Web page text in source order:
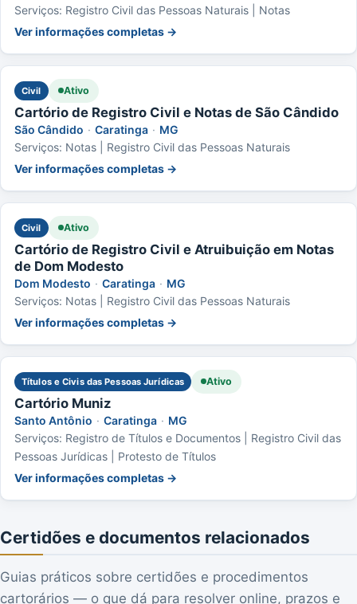
Serviços: Registro Civil das Pessoas Naturais | Notas
Ver informações completas →
Civil Ativo
Cartório de Registro Civil e Notas de São Cândido
São Cândido · Caratinga · MG
Serviços: Notas | Registro Civil das Pessoas Naturais
Ver informações completas →
Civil Ativo
Cartório de Registro Civil e Atruibuição em Notas
de Dom Modesto
Dom Modesto · Caratinga · MG
Serviços: Notas | Registro Civil das Pessoas Naturais
Ver informações completas →
Títulos e Civis das Pessoas Jurídicas Ativo
Cartório Muniz
Santo Antônio · Caratinga · MG
Serviços: Registro de Títulos e Documentos | Registro Civil das
Pessoas Jurídicas | Protesto de Títulos
Ver informações completas →
Certidões e documentos relacionados
Guias práticos sobre certidões e procedimentos
cartorários — o que dá para resolver online, prazos e